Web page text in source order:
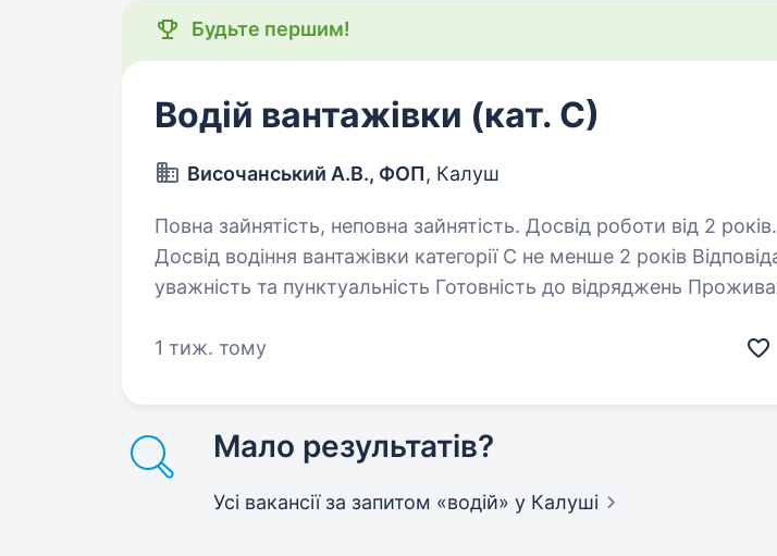
Будьте першим!
Водій вантажівки (кат. С)
Височанський А.В., ФОП, Калуш
Повна зайнятість, неповна зайнятість. Досвід роботи від 2 років. Вимоги:
Досвід водіння вантажівки категорії C не менше 2 років Відповідальність,
уважність та пунктуальність Готовність до відряджень Проживання в
1 тиж. тому
Мало результатів?
Усі вакансії за запитом «водій» у Калуші